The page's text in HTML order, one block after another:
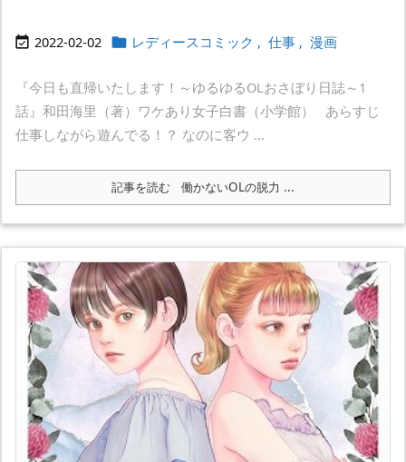
 2022-02-02  レディースコミック , 仕事 , 漫画
『今日も直帰いたします！～ゆるゆるOLおさぼり日誌～1
話』和田海里（著）ワケあり女子白書（小学館） あらすじ
仕事しながら遊んでる！？ なのに客ウ ...
記事を読む 働かないOLの脱力 ...